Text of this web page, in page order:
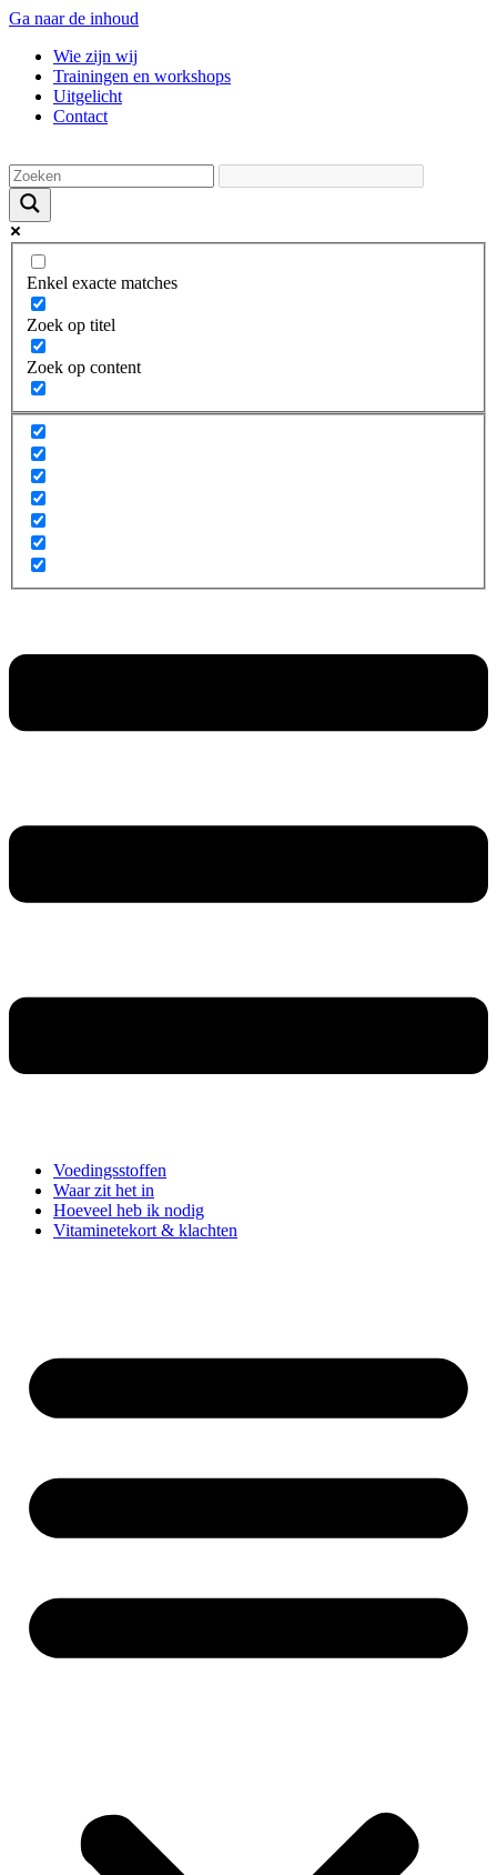
Ga naar de inhoud
Wie zijn wij
Trainingen en workshops
Uitgelicht
Contact
Enkel exacte matches
Zoek op titel
Zoek op content
Voedingsstoffen
Waar zit het in
Hoeveel heb ik nodig
Vitaminetekort & klachten